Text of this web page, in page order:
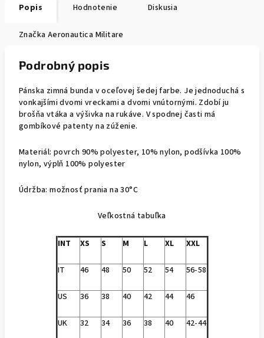
Popis Hodnotenie Diskusia
Značka Aeronautica Militare
Podrobný popis
Pánska zimná bunda v oceľovej šedej farbe. Je jednoduchá s
vonkajšími dvomi vreckami a dvomi vnútornými. Zdobí ju
brošňa vtáka a výšivka na rukáve. V spodnej časti má
gombíkové patenty na zúženie.
Materiál: povrch 90% polyester, 10% nylon, podšívka 100%
nylon, výplň 100% polyester
Údržba: možnosť prania na 30°C
Veľkostná tabuľka
INT XS S M L XL XXL
IT 46 48 50 52 54 56-58
US 36 38 40 42 44 46
UK 32 34 36 38 40 42-44